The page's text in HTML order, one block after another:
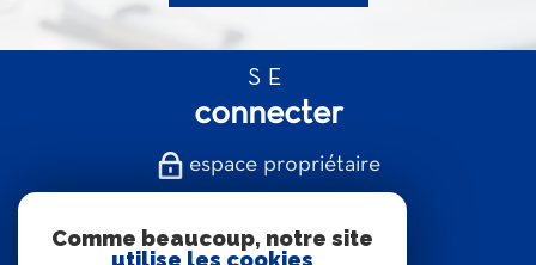
SE
connecter
espace propriétaire
suivre
Comme beaucoup, notre site
utilise les cookies